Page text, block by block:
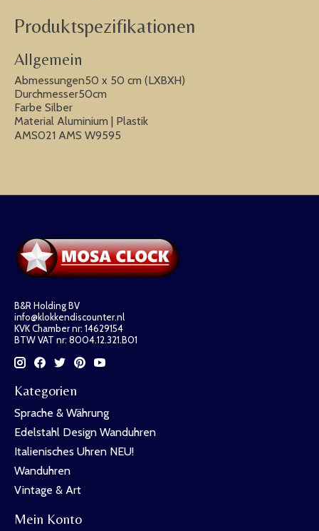
Produktspezifikationen
Allgemein
Abmessungen50 x 50 cm (LXBXH)
Durchmesser50cm
Farbe Silber
Material Aluminium | Plastik
AMS021 AMS W9595
B&R Holding BV
info@klokkendiscounter.nl
KVK Chamber nr: 14629154
BTW VAT nr: 8004.12.321.B01
Kategorien
Sprache & Währung
Edelstahl Design Wanduhren
Italienisches Uhren NEU!
Wanduhren
Vintage & Art
Mein Konto